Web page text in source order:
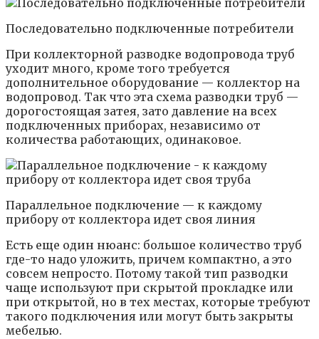
Последовательно подключенные потребители
При коллекторной разводке водопровода труб
уходит много, кроме того требуется
дополнительное оборудование — коллектор на
водопровод. Так что эта схема разводки труб —
дорогостоящая затея, зато давление на всех
подключенных приборах, независимо от
количества работающих, одинаковое.
Параллельное подключение — к каждому
прибору от коллектора идет своя линия
Есть еще один нюанс: большое количество труб
где-то надо уложить, причем компактно, а это
совсем непросто. Потому такой тип разводки
чаще используют при скрытой прокладке или
при открытой, но в тех местах, которые требуют
такого подключения или могут быть закрыты
мебелью.